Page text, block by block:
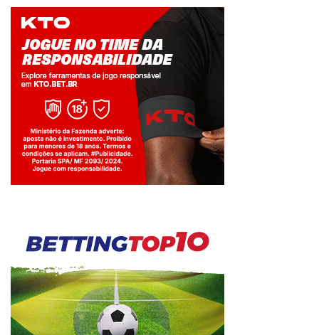
Jogue com responsabilidade. 18+